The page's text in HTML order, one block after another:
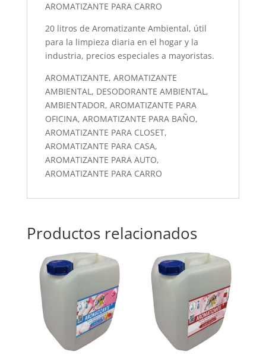
AROMATIZANTE PARA CARRO
20 litros de Aromatizante Ambiental, útil
para la limpieza diaria en el hogar y la
industria, precios especiales a mayoristas.
AROMATIZANTE, AROMATIZANTE
AMBIENTAL, DESODORANTE AMBIENTAL,
AMBIENTADOR, AROMATIZANTE PARA
OFICINA, AROMATIZANTE PARA BAÑO,
AROMATIZANTE PARA CLOSET,
AROMATIZANTE PARA CASA,
AROMATIZANTE PARA AUTO,
AROMATIZANTE PARA CARRO
Productos relacionados